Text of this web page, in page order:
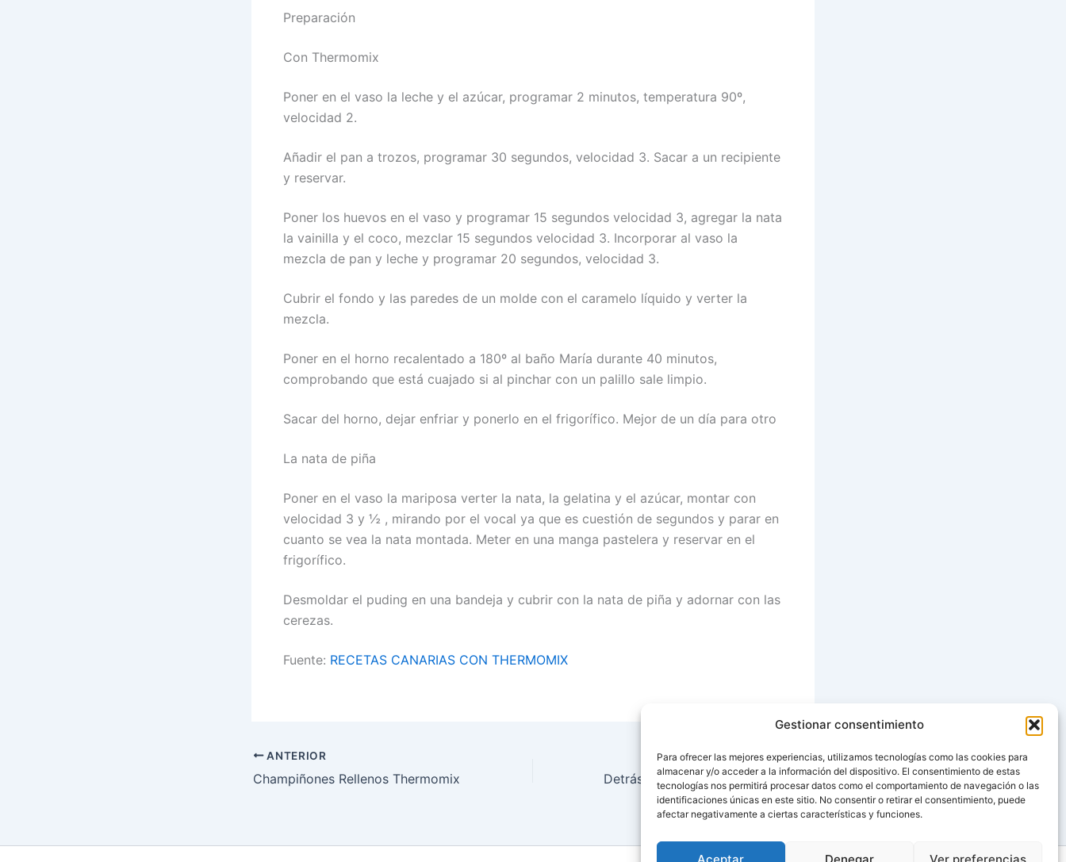
Gestionar consentimiento
Para ofrecer las mejores experiencias, utilizamos tecnologías como las cookies para
almacenar y/o acceder a la información del dispositivo. El consentimiento de estas
tecnologías nos permitirá procesar datos como el comportamiento de navegación o las
identificaciones únicas en este sitio. No consentir o retirar el consentimiento, puede
afectar negativamente a ciertas características y funciones.
Aceptar Denegar Ver preferencias
Preparación
Con Thermomix
Poner en el vaso la leche y el azúcar, programar 2 minutos, temperatura 90º,
velocidad 2.
Añadir el pan a trozos, programar 30 segundos, velocidad 3. Sacar a un recipiente
y reservar.
Poner los huevos en el vaso y programar 15 segundos velocidad 3, agregar la nata
la vainilla y el coco, mezclar 15 segundos velocidad 3. Incorporar al vaso la
mezcla de pan y leche y programar 20 segundos, velocidad 3.
Cubrir el fondo y las paredes de un molde con el caramelo líquido y verter la
mezcla.
Poner en el horno recalentado a 180º al baño María durante 40 minutos,
comprobando que está cuajado si al pinchar con un palillo sale limpio.
Sacar del horno, dejar enfriar y ponerlo en el frigorífico. Mejor de un día para otro
La nata de piña
Poner en el vaso la mariposa verter la nata, la gelatina y el azúcar, montar con
velocidad 3 y ½ , mirando por el vocal ya que es cuestión de segundos y parar en
cuanto se vea la nata montada. Meter en una manga pastelera y reservar en el
frigorífico.
Desmoldar el puding en una bandeja y cubrir con la nata de piña y adornar con las
cerezas.
Fuente: RECETAS CANARIAS CON THERMOMIX
ANTERIOR
Champiñones Rellenos Thermomix
SIGUIENTE
Detrás de cada logro, hay otro desafío